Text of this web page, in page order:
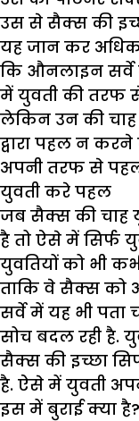
उस से सैक्स की
यह जान कर
कि औनलाइन
में युवती की तरफ
लेकिन उन की चाह
द्वारा पहल न
अपनी तरफ से
युवती करे पहल
जब सैक्स की चाह
है तो ऐसे में सिर्फ
युवतियों को भी
ताकि वे सैक्स को
सर्वे में यह भी
सोच बदल रही है.
सैक्स की इच्छा
है. ऐसे में युवती
इस में बुराई क्या